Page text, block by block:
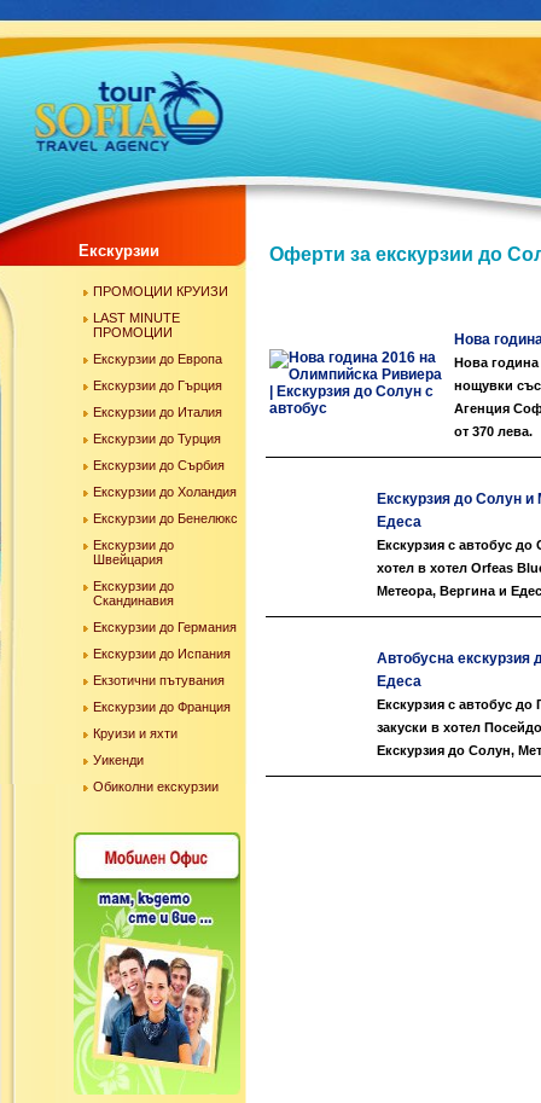
Екскурзии
ПРОМОЦИИ КРУИЗИ
LAST MINUTE
ПРОМОЦИИ
Екскурзии до Европа
Екскурзии до Гърция
Екскурзии до Италия
Екскурзии до Турция
Екскурзии до Сърбия
Екскурзии до Холандия
Екскурзии до Бенелюкс
Екскурзии до
Швейцария
Екскурзии до
Скандинавия
Екскурзии до Германия
Екскурзии до Испания
Екзотични пътувания
Екскурзии до Франция
Круизи и яхти
Уикенди
Обиколни екскурзии
Оферти за екскурзии до
Нова
Нова година
нощувки със
Агенция
от 370 лева.
Екскурзия до Солун и
Едеса
Екскурзия с автобус
хотел в хотел Orfeas
Метеора, Вергина и
Автобусна екскурзия
Едеса
Екскурзия с автобус
закуски в хотел
Екскурзия до Солун,